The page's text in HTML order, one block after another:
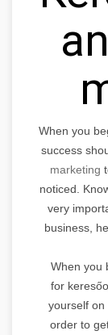
When you
success
marketing
noticed.
very
business,
When you
for
yourself on
order to